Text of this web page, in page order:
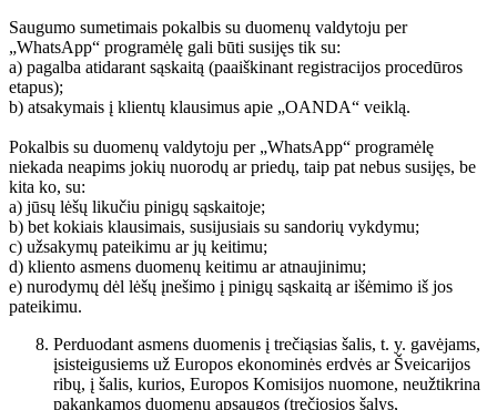
Saugumo sumetimais pokalbis su duomenų valdytoju per
„WhatsApp“ programėlę gali būti susijęs tik su:
a) pagalba atidarant sąskaitą (paaiškinant registracijos procedūros
etapus);
b) atsakymais į klientų klausimus apie „OANDA“ veiklą.
Pokalbis su duomenų valdytoju per „WhatsApp“ programėlę
niekada neapims jokių nuorodų ar priedų, taip pat nebus susijęs, be
kita ko, su:
a) jūsų lėšų likučiu pinigų sąskaitoje;
b) bet kokiais klausimais, susijusiais su sandorių vykdymu;
c) užsakymų pateikimu ar jų keitimu;
d) kliento asmens duomenų keitimu ar atnaujinimu;
e) nurodymų dėl lėšų įnešimo į pinigų sąskaitą ar išėmimo iš jos
pateikimu.
Perduodant asmens duomenis į trečiąsias šalis, t. y. gavėjams,
įsisteigusiems už Europos ekonominės erdvės ar Šveicarijos
ribų, į šalis, kurios, Europos Komisijos nuomone, neužtikrina
pakankamos duomenų apsaugos (trečiosios šalys,